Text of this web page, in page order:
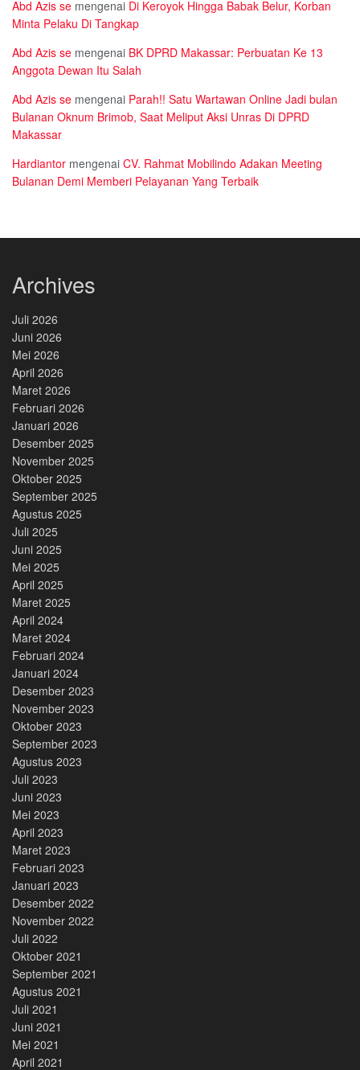
Abd Azis se mengenai Di Keroyok Hingga Babak Belur, Korban
Minta Pelaku Di Tangkap
Abd Azis se mengenai BK DPRD Makassar: Perbuatan Ke 13
Anggota Dewan Itu Salah
Abd Azis se mengenai Parah!! Satu Wartawan Online Jadi bulan
Bulanan Oknum Brimob, Saat Meliput Aksi Unras Di DPRD
Makassar
Hardiantor mengenai CV. Rahmat Mobilindo Adakan Meeting
Bulanan Demi Memberi Pelayanan Yang Terbaik
Archives
Juli 2026
Juni 2026
Mei 2026
April 2026
Maret 2026
Februari 2026
Januari 2026
Desember 2025
November 2025
Oktober 2025
September 2025
Agustus 2025
Juli 2025
Juni 2025
Mei 2025
April 2025
Maret 2025
April 2024
Maret 2024
Februari 2024
Januari 2024
Desember 2023
November 2023
Oktober 2023
September 2023
Agustus 2023
Juli 2023
Juni 2023
Mei 2023
April 2023
Maret 2023
Februari 2023
Januari 2023
Desember 2022
November 2022
Juli 2022
Oktober 2021
September 2021
Agustus 2021
Juli 2021
Juni 2021
Mei 2021
April 2021